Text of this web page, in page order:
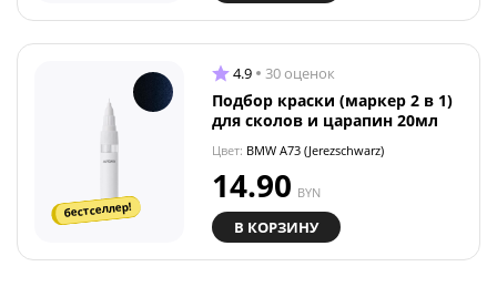
бестселлер!
4.9 30 оценок
Подбор краски (маркер 2 в 1)
для сколов и царапин 20мл
Цвет: BMW A73 (Jerezschwarz)
14.90 BYN
В КОРЗИНУ